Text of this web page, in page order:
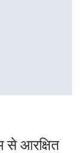
से आरक्षित